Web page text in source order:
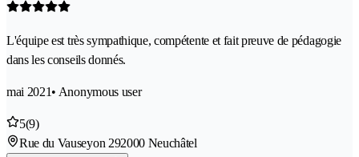
L'équipe est très sympathique, compétente et fait preuve de pédagogie
dans les conseils donnés.
mai 2021• Anonymous user
5(9)
Rue du Vauseyon 292000 Neuchâtel